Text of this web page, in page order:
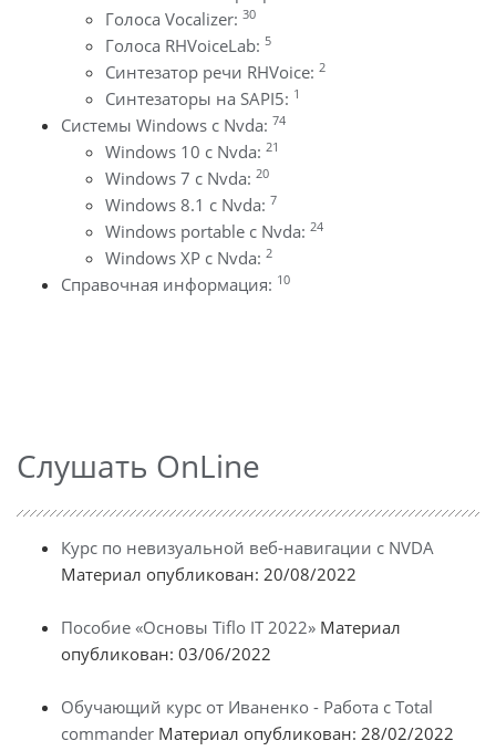
Голоса Vocalizer: 30
Голоса RHVoiceLab: 5
Синтезатор речи RHVoice: 2
Синтезаторы на SAPI5: 1
Системы Windows с Nvda: 74
Windows 10 с Nvda: 21
Windows 7 с Nvda: 20
Windows 8.1 с Nvda: 7
Windows portable с Nvda: 24
Windows XP с Nvda: 2
Справочная информация: 10
Слушать OnLine
Курс по невизуальной веб-навигации с NVDA
Материал опубликован: 20/08/2022
Пособие «Основы Tiflo IT 2022» Материал
опубликован: 03/06/2022
Обучающий курс от Иваненко - Работа с Total
commander Материал опубликован: 28/02/2022